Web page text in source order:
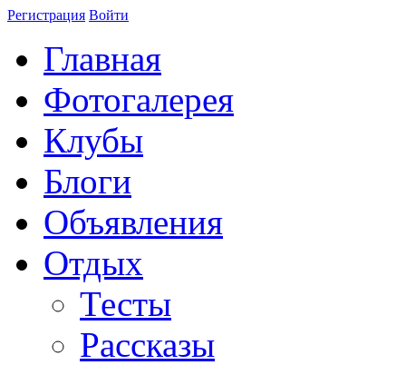
Регистрация Войти
Главная
Фотогалерея
Клубы
Блоги
Объявления
Отдых
Тесты
Рассказы